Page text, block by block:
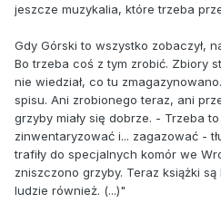
jeszcze muzykalia, które trzeba
Gdy Górski to wszystko zobaczył,
Bo trzeba coś z tym zrobić. Zbiory
nie wiedział, co tu
spisu. Ani zrobionego teraz, ani
grzyby miały się dobrze. - Trzeba
zinwentaryzować i... zagazować -
trafiły do specjalnych komór we
zniszczono grzyby. Teraz książki
ludzie również. (...)"